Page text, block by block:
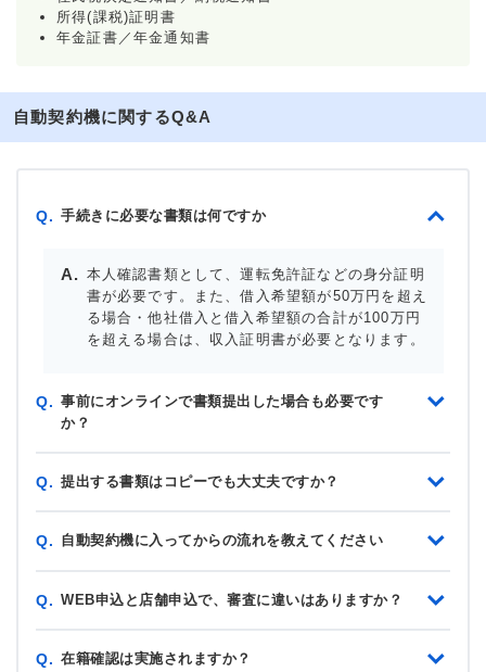
所得(課税)証明書
年金証書／年金通知書
自動契約機に関するQ&A
Q. 手続きに必要な書類は何ですか
本人確認書類として、運転免許証などの身分証明
書が必要です。また、借入希望額が50万円を超え
る場合・他社借入と借入希望額の合計が100万円
を超える場合は、収入証明書が必要となります。
Q. 事前にオンラインで書類提出した場合も必要です
か？
Q. 提出する書類はコピーでも大丈夫ですか？
Q. 自動契約機に入ってからの流れを教えてください
Q. WEB申込と店舗申込で、審査に違いはありますか？
Q. 在籍確認は実施されますか？